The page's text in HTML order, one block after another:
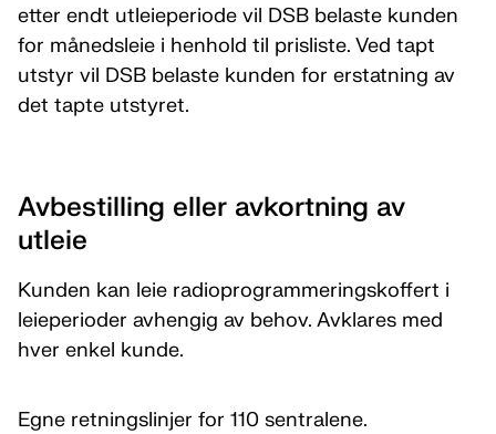
etter endt utleieperiode vil DSB belaste kunden
for månedsleie i henhold til prisliste. Ved tapt
utstyr vil DSB belaste kunden for erstatning av
det tapte utstyret.
Avbestilling eller avkortning av
utleie
Kunden kan leie radioprogrammeringskoffert i
leieperioder avhengig av behov. Avklares med
hver enkel kunde.
Egne retningslinjer for 110 sentralene.